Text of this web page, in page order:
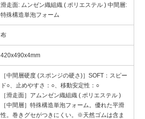
滑走面: ムンゼン織組織 ( ポリエステル ) 中間層:
特殊構造単泡フォーム
布
420x490x4mm
［中間層硬度 (スポンジの硬さ)］SOFT：スピー
ド○、止めやすさ：○、移動安定性：○
［滑走面］アムンゼン織組織 ( ポリエステル )
［中間層］特殊構造単泡フォーム。優れた平滑
性。巻きグセがつきにくい。※天然ゴムは含ま